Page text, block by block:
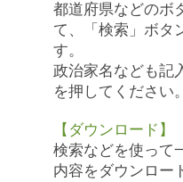
都道府県などのボ
て、「検索」ボタ
す。
政治家名なども記
を押してください。
【ダウンロード】
検索などを使って
内容をダウンロー